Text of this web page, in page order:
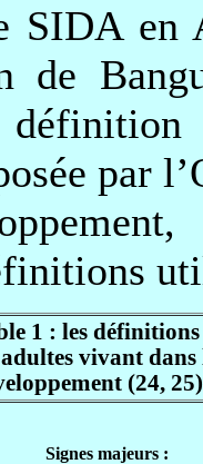
SIDA en
de
par
1 : les
adultes vivant dans
(24, 25)
Signes majeurs :